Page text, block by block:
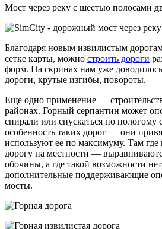
Мост через реку с шестью полосами
Благодаря новым извилистым
сетке карты, можно строить дороги
форм. На скринах нам уже
дороги, крутые изгибы, повороты.
Еще одно применение —
районах. Горный серпантин может
спирали или спускаться по пологому
особенность таких дорог — они
используют ее по максимуму. Там
дорогу на местности —
обочины, а где такой возможности
дополнительные поддерживающие
мосты.